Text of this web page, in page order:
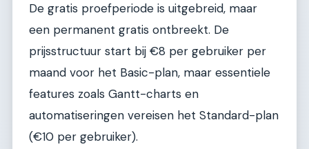
De gratis proefperiode is uitgebreid, maar
een permanent gratis ontbreekt. De
prijsstructuur start bij €8 per gebruiker per
maand voor het Basic-plan, maar essentiele
features zoals Gantt-charts en
automatiseringen vereisen het Standard-plan
(€10 per gebruiker).